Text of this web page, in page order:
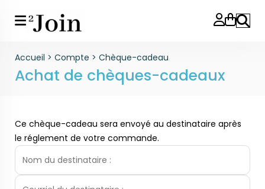
Accueil > Compte > Chèque-cadeau
Achat de chèques-cadeaux
Ce chèque-cadeau sera envoyé au destinataire après
le réglement de votre commande.